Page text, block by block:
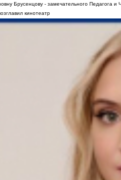
Брусенцову - замечательного Педагога и
кинотеатр